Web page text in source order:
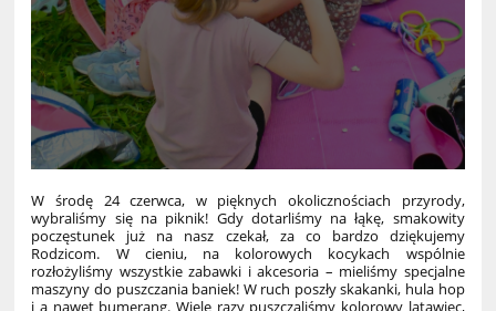
W środę 24 czerwca, w pięknych okolicznościach przyrody,
wybraliśmy się na piknik! Gdy dotarliśmy na łąkę, smakowity
poczęstunek już na nasz czekał, za co bardzo dziękujemy
Rodzicom. W cieniu, na kolorowych kocykach wspólnie
rozłożyliśmy wszystkie zabawki i akcesoria – mieliśmy specjalne
maszyny do puszczania baniek! W ruch poszły skakanki, hula hop
i a nawet bumerang. Wiele razy puszczaliśmy kolorowy latawiec,